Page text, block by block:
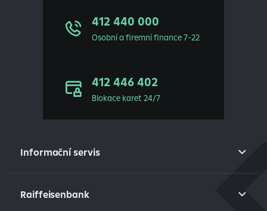
412 440 000
Osobní a firemní finance 7-22
412 446 402
Blokace karet 24/7
Informační servis
Raiffeisenbank